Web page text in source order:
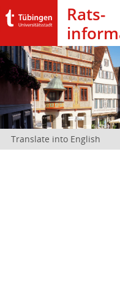
Rats­
Translate into English